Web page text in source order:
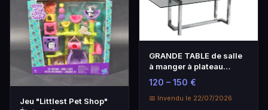
Jeu "Littlest Pet Shop"
GRANDE TABLE de salle
à manger à plateau
rectangulaire en ve…
120 – 150 €
📅 Invendu le 22/07/2026